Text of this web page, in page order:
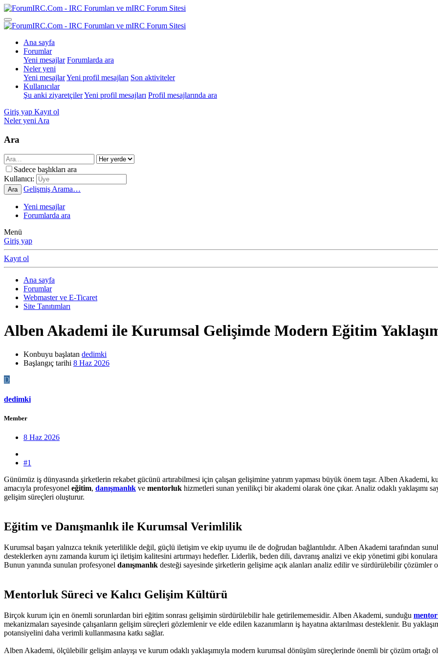
Ana sayfa
Forumlar
Yeni mesajlar Forumlarda ara
Neler yeni
Yeni mesajlarYeni profil mesajları Son aktiviteler
Kullanıcılar
Şu anki ziyaretçilerYeni profil mesajları Profil mesajlarında ara
Giriş yap Kayıt ol
Neler yeni Ara
Ara
Sadece başlıkları ara
Kullanıcı:
Ara Gelişmiş Arama…
Yeni mesajlar
Forumlarda ara
Menü
Giriş yap
Kayıt ol
Ana sayfa
Forumlar
Webmaster ve E-Ticaret
Site Tanıtımları
Alben Akademi ile Kurumsal Gelişimde Modern Eğitim
Konbuyu başlatan dedimki
Başlangıç tarihi 8 Haz 2026
D
dedimki
Member
8 Haz 2026
#1
Günümüz iş dünyasında şirketlerin rekabet gücünü artırabilmesi için çalışan gelişimine yatırım yapması büyük önem taşır. Alben
amacıyla profesyonel eğitim, danışmanlık ve mentorluk hizmetleri sunan yenilikçi bir akademi olarak öne çıkar. Analiz odaklı yaklaşımı
gelişim süreçleri oluşturur.
Eğitim ve Danışmanlık ile Kurumsal Verimlilik​
Kurumsal başarı yalnızca teknik yeterlilikle değil, güçlü iletişim ve ekip uyumu ile de doğrudan bağlantılıdır. Alben Akademi tarafından
desteklerken aynı zamanda kurum içi iletişim kalitesini artırmayı hedefler. Liderlik, beden dili, davranış analizi ve ekip yönetimi gibi
Bunun yanında sunulan profesyonel danışmanlık desteği sayesinde şirketlerin gelişime açık alanları analiz edilir ve sürdürülebilir çözümler
Mentorluk Süreci ve Kalıcı Gelişim Kültürü​
Birçok kurum için en önemli sorunlardan biri eğitim sonrası gelişimin sürdürülebilir hale getirilememesidir. Alben Akademi, sunduğu
mekanizmaları sayesinde çalışanların gelişim süreçleri gözlemlenir ve elde edilen kazanımların iş hayatına aktarılması desteklenir. Bu
potansiyelini daha verimli kullanmasına katkı sağlar.
Alben Akademi, ölçülebilir gelişim anlayışı ve kurum odaklı yaklaşımıyla modern kurumsal dönüşüm süreçlerinde önemli bir çözüm ortağı